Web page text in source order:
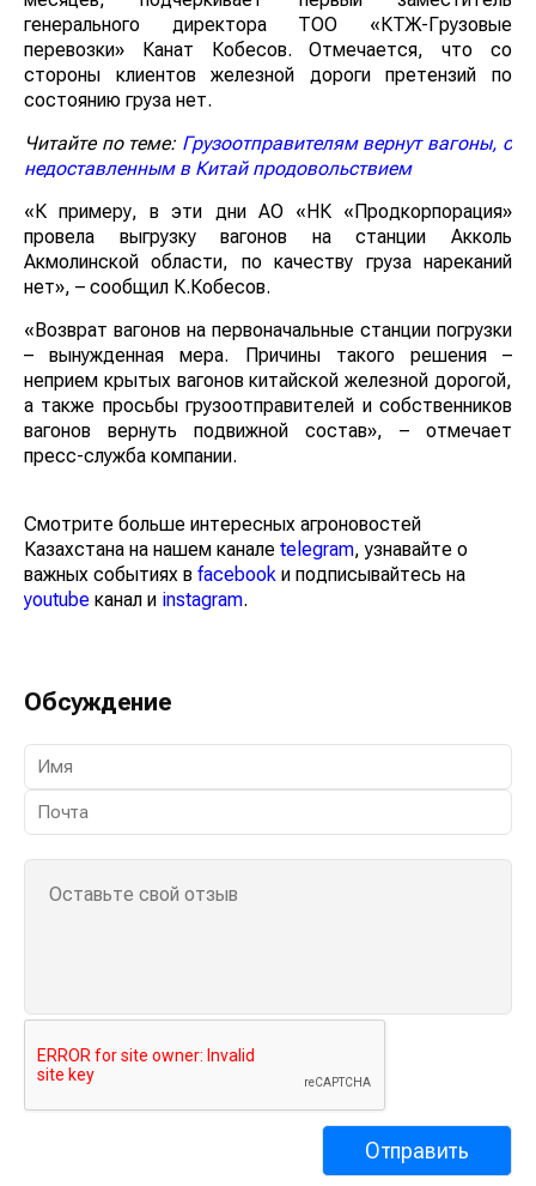
генерального директора ТОО «КТЖ-Грузовые
перевозки» Канат Кобесов. Отмечается, что со
стороны клиентов железной дороги претензий по
состоянию груза нет.
Читайте по теме: Грузоотправителям вернут вагоны, с
недоставленным в Китай продовольствием
«К примеру, в эти дни АО «НК «Продкорпорация»
провела выгрузку вагонов на станции Акколь
Акмолинской области, по качеству груза нареканий
нет», – сообщил К.Кобесов.
«Возврат вагонов на первоначальные станции погрузки
– вынужденная мера. Причины такого решения –
неприем крытых вагонов китайской железной дорогой,
а также просьбы грузоотправителей и собственников
вагонов вернуть подвижной состав», – отмечает
пресс-служба компании.
Смотрите больше интересных агроновостей
Казахстана на нашем канале telegram, узнавайте о
важных событиях в facebook и подписывайтесь на
youtube канал и instagram.
Обсуждение